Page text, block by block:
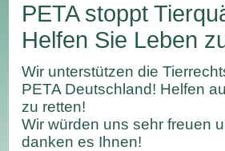
PETA stoppt
Helfen Sie Leben
Wir unterstützen die
PETA Deutschland! Helfen
zu retten!
Wir würden uns sehr freuen
danken es Ihnen!